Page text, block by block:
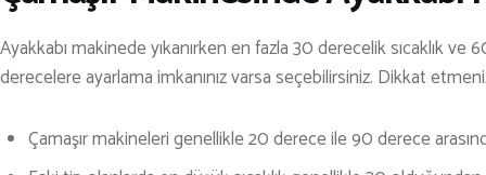
Ayakkabı makinede yıkanırken en fazla 30 derecelik sıcaklık
derecelere ayarlama imkanınız varsa seçebilirsiniz. Dikkat
Çamaşır makineleri genellikle 20 derece ile 90 derece